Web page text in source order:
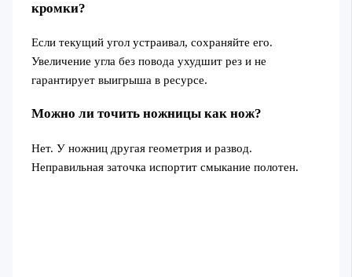
кромки?
Если текущий угол устраивал, сохраняйте его.
Увеличение угла без повода ухудшит рез и не
гарантирует выигрыша в ресурсе.
Можно ли точить ножницы как нож?
Нет. У ножниц другая геометрия и развод.
Неправильная заточка испортит смыкание полотен.